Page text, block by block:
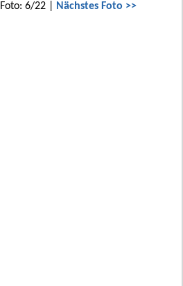
6/22 | Nächstes Foto >>